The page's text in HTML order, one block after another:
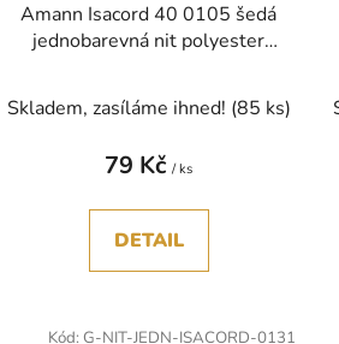
Amann Isacord 40 0105 šedá
jednobarevná nit polyester
Skladem, zasíláme ihned! (85 ks)
79 Kč/ ks
DETAIL
Kód: G-NIT-JEDN-ISACORD-0131